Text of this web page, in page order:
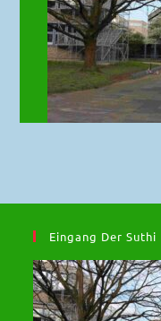
Eingang Der Suthi